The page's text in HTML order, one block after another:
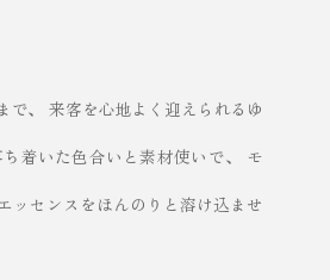
、
来客を心地よく迎えられるゆ
ち着いた色合いと素材使いで、
モ
ッセンスをほんのりと溶け込ませ